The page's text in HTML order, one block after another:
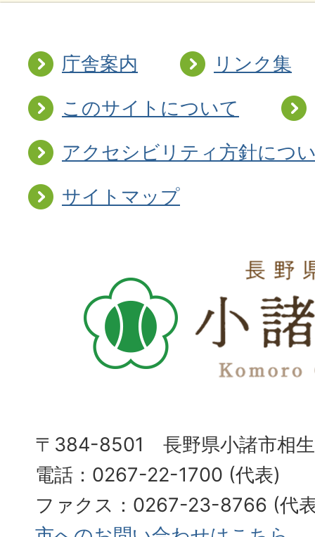
庁舎案内
リンク集
このサイトについて
アクセシビリティ方針につ
サイトマップ
〒384-8501 長野県小諸市相
電話：0267-22-1700 (代表)
ファクス：0267-23-8766 (